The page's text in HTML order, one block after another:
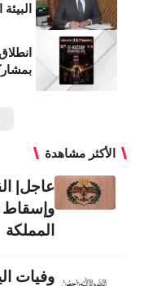
بمشاركة
الأكثر مشاهدة
عاجل|
المملكة
وفيات اليوم